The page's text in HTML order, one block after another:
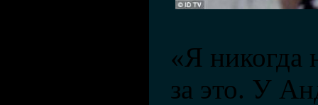
«Я никогда
за это. У